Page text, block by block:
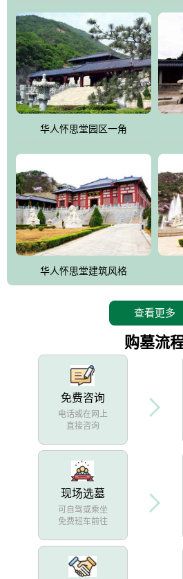
辉。
怀思堂作为豪华室内骨灰存放处，将干
人合一、太极八卦、生辰八字及生肖等
厅七千个福位分十二小区，按十二地支
肖、八字、时辰亦可参考地理方位、职
地宫陵寝式的，入口楹联选材于著名田
他人亦已歌，死后何所道，托体同山阿"
雀，后玄武"的四大吉祥物铜雕挂件。
华人怀思堂园区一角
华人怀思堂建筑风格
查看更多
购墓流
免费咨询
电话或在网上
直接咨询
现场选墓
可自驾或乘坐
免费班车前往